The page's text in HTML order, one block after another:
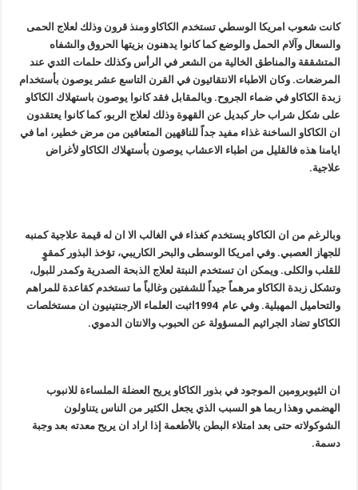
كانت شعوب امريكا الوسطي تستخدم الكاكاو ومنذ قرون وذلك لعلاج الحمى
والسعال وآلام الحمل والوضع كما كانوا يدهنون بزيتها الحروق والشفاه
المتشققة والمناطق الخالية من الشعر في الرأس وكذلك حلمات الثدي عند
المرضعات. وكان الاطباء الانتقائيون في القرن التاسع عشر يوصون بأستخدام
زبدة الكاكاو في ضماء الجروح. وبالمقابل فقد كانوا يوصون باستهلاك الكاكاو
على شكل شراب حار كبديل عن القهوة وذلك لعلاج الربو، كما كانوا يعتقدون
ان الكاكاو الساخنة غذاء مفيد جداً للناقهين المتعافين من مرض خطير، اما في
ايامنا هذه فالقليل من اطباء الاعشاب يوصون بأستهلاك الكاكاو لأغراض
علاجية.
وبالرغم من ان الكاكاو يستخدم كغذاء في الغالب الا ان له قيمة علاجية كمنبه
للجهاز العصبي. وفي امريكا الوسطى والبحر الكاريبي، تؤخذ البذور كمقوٍ
للقلب والكلى. ويمكن ان تستخدم النبتة لعلاج الذبحة الصدرية وكمدر للبول،
وتشكل زبدة الكاكاو مرهماً جيداً للشفتين وغالباً ما تستخدم كقاعدة للمراهم
والتحاميل المهبلية. وفي عام 1994اثبت العلماء الارجنتينيون ان مستخلصات
الكاكاو تضاد الجراثيم المسؤولة عن الحبوب والانتان الدموي.
ان الثيوبرومين الموجود في بذور الكاكاو يريح العضلة الملساءة للانبوب
الهضمي وهذا ربما هو السبب الذي يجعل الكثير من الناس يتناولون
الشوكولاته حتى بعد امتلاء البطن بالأطعمة إذا اراد ان يريح معدته بعد وجبة
دسمة.